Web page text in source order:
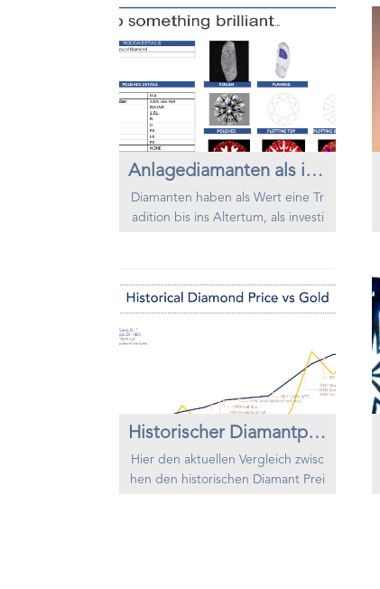
lio diversifizieren möchten. Die Sch
Markt für Diamanteninvestitionen,
da sie für Stabilität, Privatsphäre u
nd Sicherheit bekannt ist. In diese
m Artikel erfahren Sie, warum eine
Diaman...
Anlagediamanten als interessante Investition in Sachwerte
Diamanten haben als Wert eine Tr
adition bis ins Altertum, als investi
ten sich sehr interessante Möglich
keiten in Anlagediamanten, die lei
cht handelbar sind und eine stabil
e Wertentwicklung erwarten lasse
n. Eine solche Investition ist schon
mit einem ...
Historischer Diamantpreis
Hier den aktuellen Vergleich zwisc
hen den historischen Diamant Prei